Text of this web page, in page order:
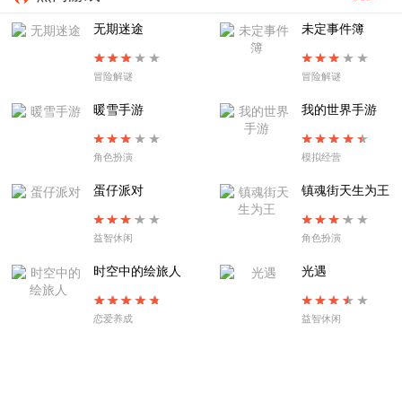
无期迷途
冒险解谜
未定事件簿
冒险解谜
暖雪手游
角色扮演
我的世界手游
模拟经营
蛋仔派对
益智休闲
镇魂街天生为王
角色扮演
时空中的绘旅人
恋爱养成
光遇
益智休闲